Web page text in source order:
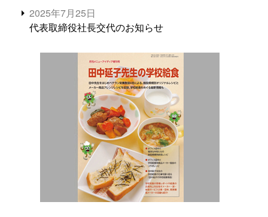
2025年7月25日
代表取締役社長交代のお知らせ